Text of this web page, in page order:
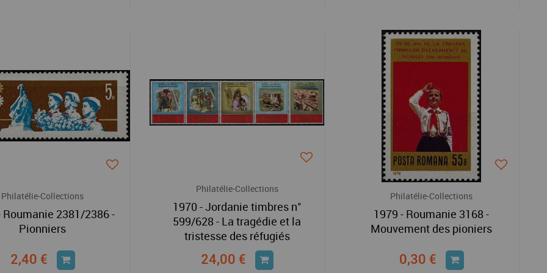
Philatélie-Collections
Roumanie 2381/2386 -
Pionniers
2,40 €
Philatélie-Collections
1970 - Jordanie timbres n°
599/628 - La tragédie et la
tristesse des réfugiés
24,00 €
Philatélie-Collections
1979 - Roumanie 3168 -
Mouvement des pioniers
0,30 €